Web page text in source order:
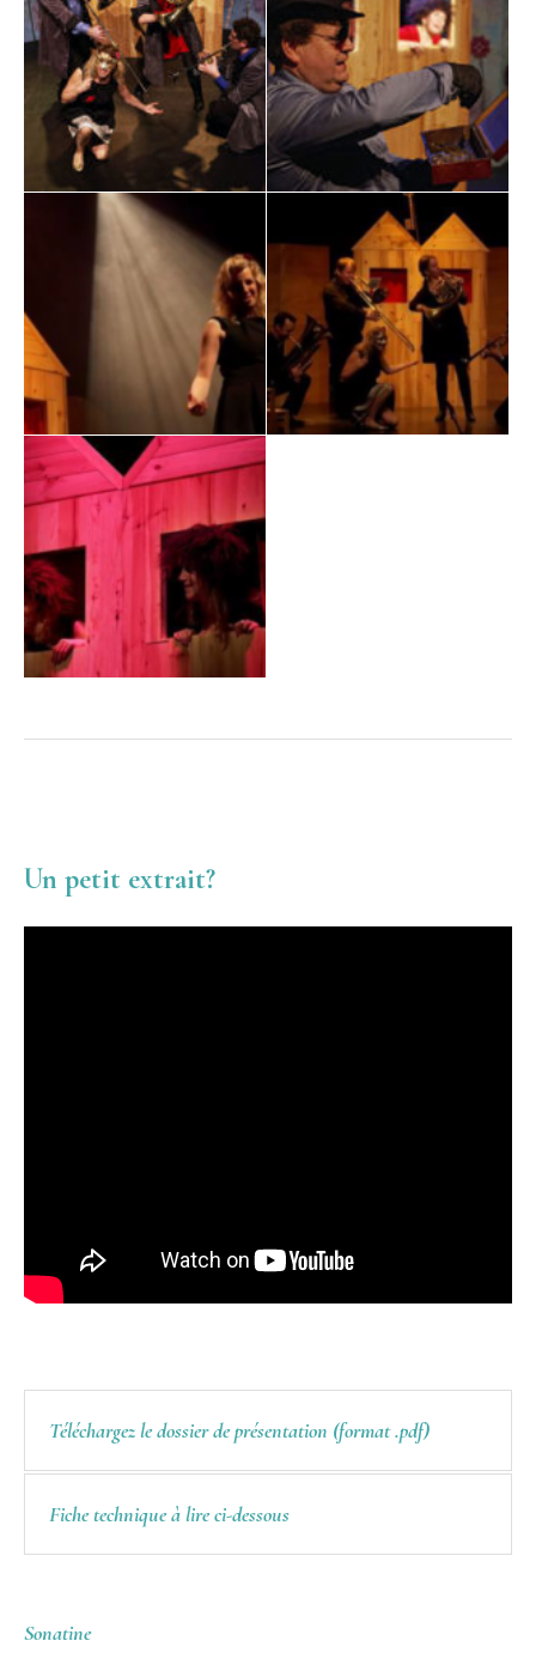
Un petit extrait?
Téléchargez le dossier de présentation (format .pdf)
Fiche technique à lire ci-dessous
Sonatine